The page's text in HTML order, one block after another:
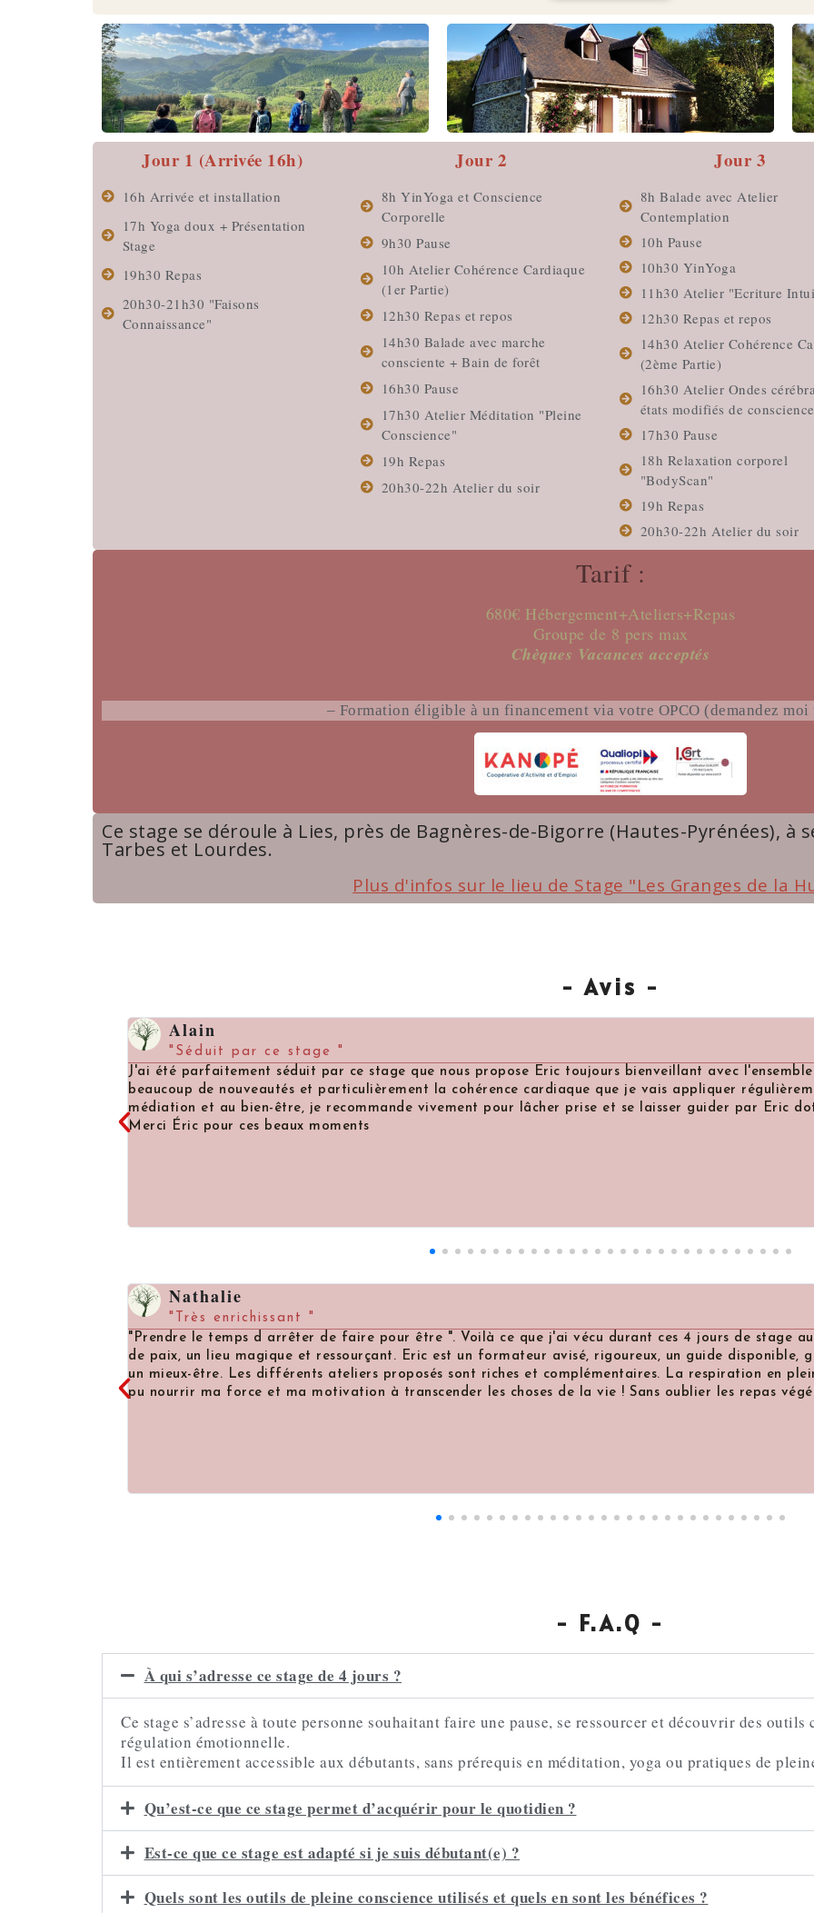
Jour 1 (Arrivée 16h)
16h Arrivée et installation
17h Yoga doux + Présentation
Stage
19h30 Repas
20h30-21h30 "Faisons
Connaissance"
Jour 2
8h YinYoga et Conscience
Corporelle
9h30 Pause
10h Atelier Cohérence Cardiaque
(1er Partie)
12h30 Repas et repos
14h30 Balade avec marche
consciente + Bain de forêt
16h30 Pause
17h30 Atelier Méditation "Pleine
Conscience"
19h Repas
20h30-22h Atelier du soir
Jour 3
8h Balade avec Atelier
Contemplation
10h Pause
10h30 YinYoga
11h30 Atelier "Ecriture
12h30 Repas et repos
14h30 Atelier Cohérence
(2ème Partie)
16h30 Atelier Ondes
états modifiés de conscience
17h30 Pause
18h Relaxation corporel
"BodyScan"
19h Repas
20h30-22h Atelier du soir
Tarif :
680€ Hébergement+Ateliers+Repas
Groupe de 8 pers max
Chèques Vacances acceptés
– Formation éligible à un financement via votre OPCO (demandez moi
Ce stage se déroule à Lies, près de Bagnères-de-Bigorre (Hautes-Pyrénées), à
Tarbes et Lourdes.
Plus d'infos sur le lieu de Stage "Les Granges de la
- Avis -
Alain
"Séduit par ce stage "
J'ai été parfaitement séduit par ce stage que nous propose Eric toujours bienveillant avec l'ensemble des
beaucoup de nouveautés et particulièrement la cohérence cardiaque que je vais appliquer régulièrement.
médiation et au bien-être, je recommande vivement pour lâcher prise et se laisser guider par Eric doté d'une
Merci Éric pour ces beaux moments
Nathalie
"Très enrichissant "
"Prendre le temps d arrêter de faire pour être ". Voilà ce que j'ai vécu durant ces 4 jours de stage aux
de paix, un lieu magique et ressourçant. Eric est un formateur avisé, rigoureux, un guide disponible,
un mieux-être. Les différents ateliers proposés sont riches et complémentaires. La respiration en pleine
pu nourrir ma force et ma motivation à transcender les choses de la vie ! Sans oublier les repas végétaux d
- F.A.Q -
À qui s’adresse ce stage de 4 jours ?
Ce stage s’adresse à toute personne souhaitant faire une pause, se ressourcer et découvrir des
régulation émotionnelle.
Il est entièrement accessible aux débutants, sans prérequis en méditation, yoga ou pratiques de
Qu’est-ce que ce stage permet d’acquérir pour le quotidien ?
Est-ce que ce stage est adapté si je suis débutant(e) ?
Quels sont les outils de pleine conscience utilisés et quels en sont les bénéfices ?